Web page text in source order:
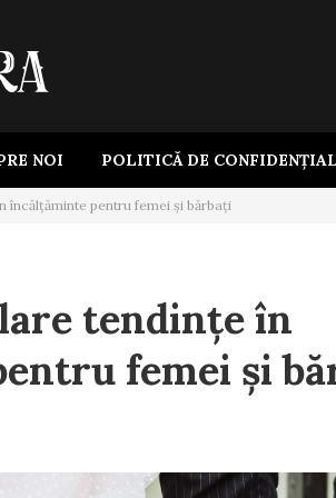
NOI POLITICĂ DE
încălțăminte pentru femei și bărbați
tendințe în
femei și